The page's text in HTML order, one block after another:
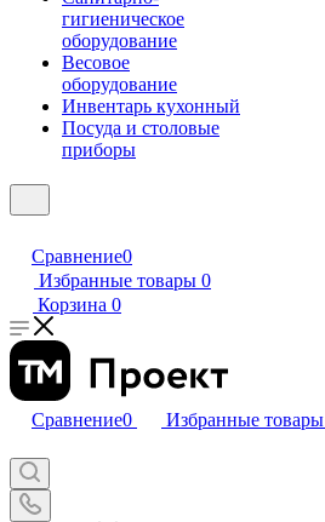
гигиеническое
оборудование
Весовое
оборудование
Инвентарь кухонный
Посуда и столовые
приборы
Сравнение0
Избранные товары 0
Корзина 0
Сравнение0 Избранные товары